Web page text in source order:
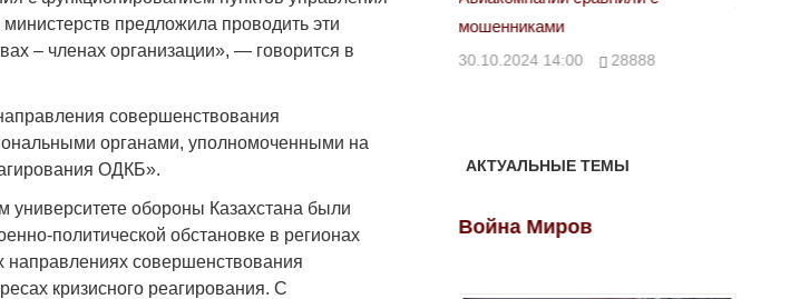
предложила проводить эти
– членах организации», — говорится в
совершенствования
органами, уполномоченными на
ОДКБ».
обороны Казахстана были
политической обстановке в регионах
направлениях совершенствования
кризисного реагирования. С
мошенниками
30.10.2024 14:00 28888
АКТУАЛЬНЫЕ ТЕМЫ
Война Миров Война Миров